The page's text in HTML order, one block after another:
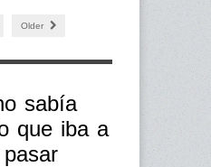
Older
sabía
que iba a